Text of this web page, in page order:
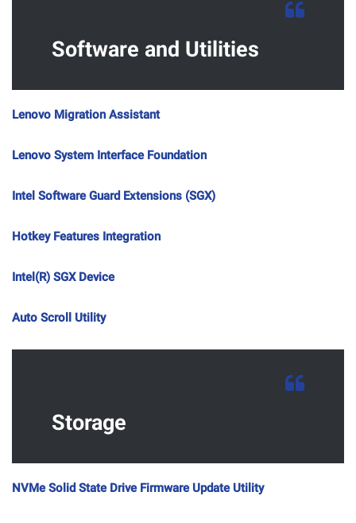
Software and Utilities
Lenovo Migration Assistant
Lenovo System Interface Foundation
Intel Software Guard Extensions (SGX)
Hotkey Features Integration
Intel(R) SGX Device
Auto Scroll Utility
Storage
NVMe Solid State Drive Firmware Update Utility